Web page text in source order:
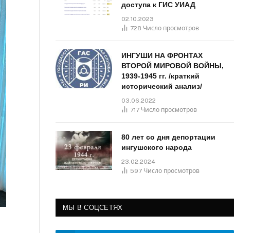
доступа к ГИС УИАД
02.10.2023
728 Число просмотров
ИНГУШИ НА ФРОНТАХ
ВТОРОЙ МИРОВОЙ ВОЙНЫ,
1939-1945 гг. /краткий
исторический анализ/
03.06.2022
717 Число просмотров
80 лет со дня депортации
ингушского народа
23.02.2024
597 Число просмотров
МЫ В СОЦСЕТЯХ